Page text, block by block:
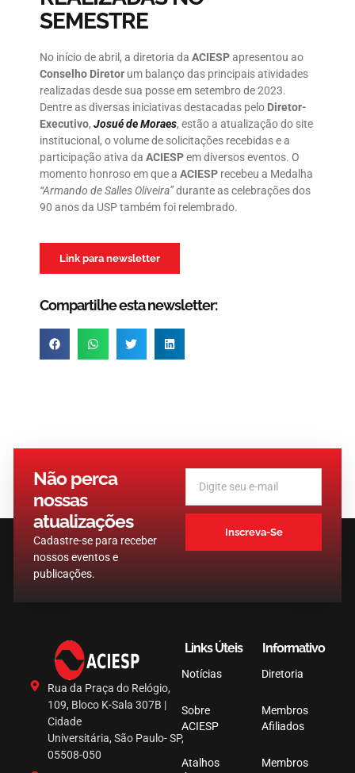
SEMESTRE
No início de abril, a diretoria da ACIESPapresentou ao
Conselho Diretor um balanço das principais atividades
realizadas desde sua posse em setembro de 2023.
Dentre as diversas iniciativas destacadas pelo Diretor-
Executivo, Josué de Moraes, estão a atualização do site
institucional, o volume de solicitações recebidas e a
participação ativa da ACIESPem diversos eventos. O
momento honroso em que a ACIESP recebeu a Medalha
“Armando de Salles Oliveira”durante as celebrações dos
90 anos da USP também foi relembrado.
Link para newsletter
Compartilhe esta newsletter:
Não perca
nossas
atualizações
Cadastre-se para receber
nossos eventos e
publicações.
Inscreva-Se
Rua da Praça do Relógio,
109, Bloco K-Sala 307B |
Cidade
Universitária, São Paulo- SP,
05508-050
Links Úteis
Notícias
Sobre
ACIESP
Atalhos
Informativo
Diretoria
Membros
Afiliados
Membros